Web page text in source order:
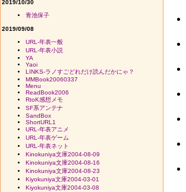
2019/10/30
青池保子
2019/09/08
URL-年表一般
URL-年表小説
YA
Yaoi
LINKS-ラノすごどれだけ読んだかにゃ？
MMBook20060337
Menu
ReadBook2006
RtoK感想メモ
SF系アンテナ
SandBox
ShortURL1
URL-年表アニメ
URL-年表ゲーム
URL-年表ネット
Kinokuniya文庫2004-08-09
Kinokuniya文庫2004-08-16
Kinokuniya文庫2004-08-23
Kiyokuniya文庫2004-03-01
Kiyokuniya文庫2004-03-08